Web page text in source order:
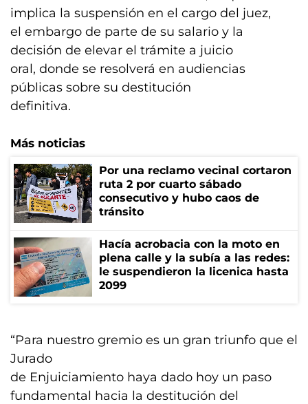
implica la suspensión en el cargo del juez,
el embargo de parte de su salario y la
decisión de elevar el trámite a juicio
oral, donde se resolverá en audiencias
públicas sobre su destitución
definitiva.
Más noticias
Por una reclamo vecinal cortaron
ruta 2 por cuarto sábado
consecutivo y hubo caos de
tránsito
Hacía acrobacia con la moto en
plena calle y la subía a las redes:
le suspendieron la licenica hasta
2099
“Para nuestro gremio es un gran triunfo que el
Jurado
de Enjuiciamiento haya dado hoy un paso
fundamental hacia la destitución del